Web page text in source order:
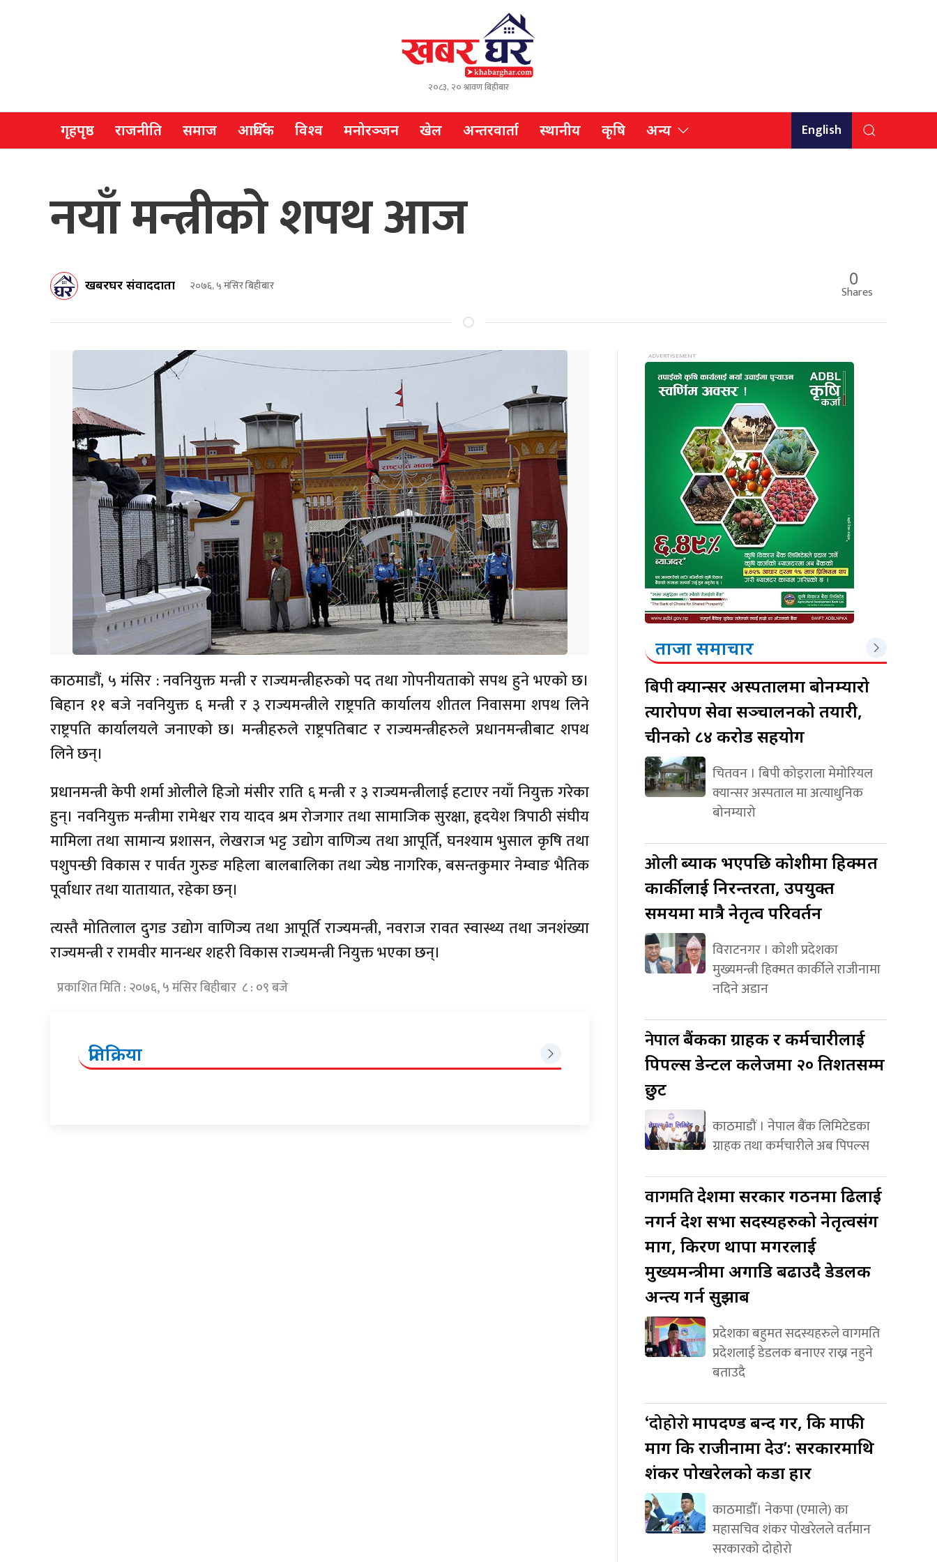
२०८३, २० श्रावण बिहीबार
गृहपृष्ठ राजनीति समाज आर्थिक विश्व मनोरञ्जन खेल अन्तरवार्ता स्थानीय कृषि अन्य English
नयाँ मन्त्रीको शपथ आज
खबरघर संवाददाता २०७६, ५ मंसिर बिहीबार 0
Shares
काठमाडौं, ५ मंसिर : नवनियुक्त मन्त्री र राज्यमन्त्रीहरुको पद तथा गोपनीयताको सपथ हुने भएको छ।
बिहान ११ बजे नवनियुक्त ६ मन्त्री र ३ राज्यमन्त्रीले राष्ट्रपति कार्यालय शीतल निवासमा शपथ लिने
राष्ट्रपति कार्यालयले जनाएको छ। मन्त्रीहरुले राष्ट्रपतिबाट र राज्यमन्त्रीहरुले प्रधानमन्त्रीबाट शपथ
लिने छन्।
प्रधानमन्त्री केपी शर्मा ओलीले हिजो मंसीर राति ६ मन्त्री र ३ राज्यमन्त्रीलाई हटाएर नयाँ नियुक्त गरेका
हुन्। नवनियुक्त मन्त्रीमा रामेश्वर राय यादव श्रम रोजगार तथा सामाजिक सुरक्षा, हृदयेश त्रिपाठी संघीय
मामिला तथा सामान्य प्रशासन, लेखराज भट्ट उद्योग वाणिज्य तथा आपूर्ति, घनश्याम भुसाल कृषि तथा
पशुपन्छी विकास र पार्वत गुरुङ महिला बालबालिका तथा ज्येष्ठ नागरिक, बसन्तकुमार नेम्वाङ भैतिक
पूर्वाधार तथा यातायात, रहेका छन्।
त्यस्तै मोतिलाल दुगड उद्योग वाणिज्य तथा आपूर्ति राज्यमन्त्री, नवराज रावत स्वास्थ्य तथा जनशंख्या
राज्यमन्त्री र रामवीर मानन्धर शहरी विकास राज्यमन्त्री नियुक्त भएका छन्।
प्रकाशित मिति : २०७६, ५ मंसिर बिहीबार ८ : ०९ बजे
प्रतिक्रिया
ताजा समाचार
बिपीक्यान्सर अस्पतालमा बोनम्यारो
प्रत्यारोपण सेवा सञ्चालनको तयारी,
चीनको ८४ करोड सहयोग
चितवन । बिपी कोइराला मेमोरियल
क्यान्सर अस्पताल मा अत्याधुनिक
बोनम्यारो
ओलीब्याक भएपछि कोशीमा हिक्मत
कार्कीलाई निरन्तरता, उपयुक्त
समयमा मात्रै नेतृत्व परिवर्तन
विराटनगर । कोशी प्रदेशका
मुख्यमन्त्री हिक्मत कार्कीले राजीनामा
नदिने अडान
नेपालबैंकका ग्राहक र कर्मचारीलाई
पिपल्स डेन्टल कलेजमा २० प्रतिशतसम्म
छुट
काठमाडौं । नेपाल बैंक लिमिटेडका
ग्राहक तथा कर्मचारीले अब पिपल्स
वागमतिप्रदेशमा सरकार गठनमा ढिलाई
नगर्न प्रदेश सभा सदस्यहरुको नेतृत्वसंग
माग, किरण थापा मगरलाई
मुख्यमन्त्रीमा अगाडि बढाउदै डेडलक
अन्त्य गर्न सुझाब
प्रदेशका बहुमत सदस्यहरुले वागमति
प्रदेशलाई डेडलक बनाएर राख्न नहुने
बताउदै
‘दोहोरोमापदण्ड बन्द गर, कि माफी
माग कि राजीनामा देउ’: सरकारमाथि
शंकर पोखरेलको कडा प्रहार
काठमाडौँ। नेकपा (एमाले) का
महासचिव शंकर पोखरेलले वर्तमान
सरकारको दोहोरो